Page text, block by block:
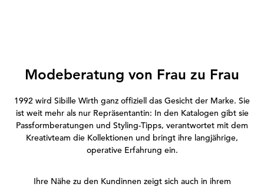
Modeberatung von Frau zu Frau
1992 wird Sibille Wirth ganz offiziell das Gesicht der Marke. Sie
ist weit mehr als nur Repräsentantin: In den Katalogen gibt sie
Passformberatungen und Styling-Tipps, verantwortet mit dem
Kreativteam die Kollektionen und bringt ihre langjährige,
operative Erfahrung ein.
Ihre Nähe zu den Kundinnen zeigt sich auch in ihrem